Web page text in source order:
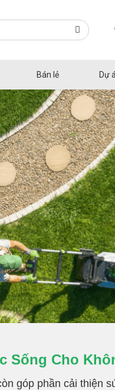
Bán lẻ Dự
Sống Cho
góp phần cải thiện